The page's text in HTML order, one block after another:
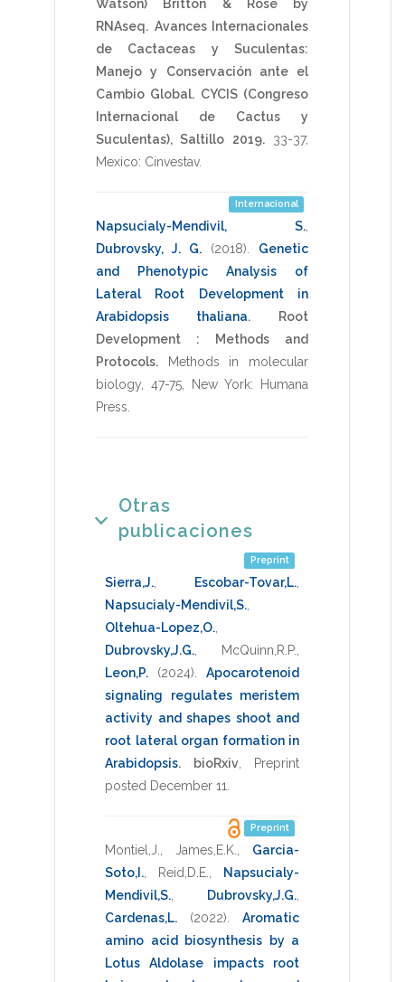
Watson) Britton & Rose by
RNAseq. Avances Internacionales
de Cactaceas y Suculentas:
Manejo y Conservación ante el
Cambio Global. CYCIS (Congreso
Internacional de Cactus y
Suculentas), Saltillo 2019.
33-37,
Mexico: Cinvestav.
Internacional
Napsucialy-Mendivil, S.
Dubrovsky, J. G.
(2018)
Genetic
and Phenotypic Analysis of
Lateral Root Development in
Arabidopsis thaliana.
Root
Development : Methods and
Protocols.
Methods in molecular
biology
47-75, New York: Humana
Press
Otras
publicaciones
Preprint
Sierra,J. Escobar-Tovar,L.
Napsucialy-Mendivil,S.
Oltehua-Lopez,O.
Dubrovsky,J.G.
McQuinn,R.P.
Leon,P.
(2024)
Apocarotenoid
signaling regulates meristem
activity and shapes shoot and
root lateral organ formation in
Arabidopsis. bioRxiv
Preprint
posted December 11
Preprint
Montiel,J. James,E.K.
Garcia-
Soto,I.
Reid,D.E.
Napsucialy-
Mendivil,S.
Dubrovsky,J.G.
Cardenas,L.
(2022)
Aromatic
amino acid biosynthesis by a
Lotus Aldolase impacts root